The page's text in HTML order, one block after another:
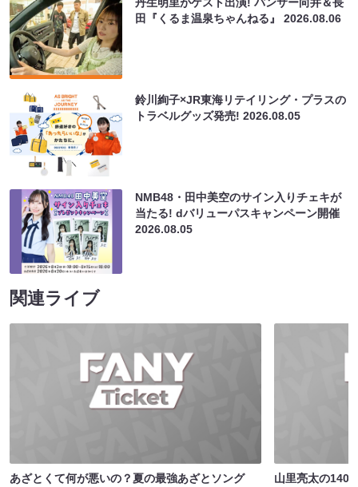
田『くるま温泉ちゃんねる』2026.08.06
鈴川絢子×JR東海リテイリング・プラスの
トラベルグッズ発売!2026.08.05
NMB48・田中美空のサイン入りチェキが
当たる! dバリューパスキャンペーン開催
2026.08.05
関連ライブ
あざとくて何が悪いの？夏の最強あざとソング
山里亮太の140